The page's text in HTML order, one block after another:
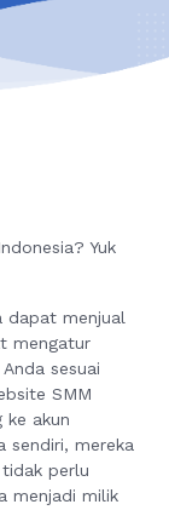
Yuk
dapat menjual
mengatur
sesuai
SMM
ke akun
sendiri, mereka
perlu
menjadi milik